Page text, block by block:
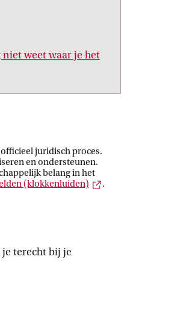
weet waar je het
juridisch proces.
en ondersteunen.
belang in het
(klokkenluiden) Externe link
.
terecht bij je